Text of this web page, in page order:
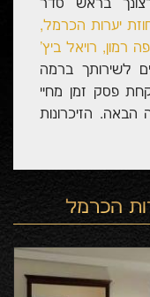
בראש סדר
יערות הכרמל,
רמון, רויאל ביץ'
לשירותך ברמה
פסק זמן מחיי
הזיכרונות
הכרמל